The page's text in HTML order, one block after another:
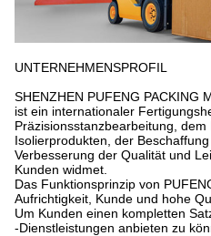
UNTERNEHMENSPROFIL
SHENZHEN PUFENG PACKING
ist ein internationaler
Präzisionsstanzbearbeitung, dem
Isolierprodukten, der
Verbesserung der Qualität und
Kunden widmet.
Das Funktionsprinzip von
Aufrichtigkeit, Kunde und hohe
Um Kunden einen kompletten
-Dienstleistungen anbieten zu